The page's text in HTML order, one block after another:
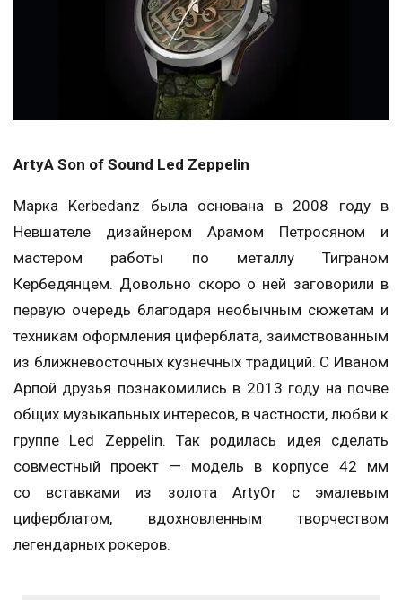
ArtyA Son of Sound Led Zeppelin
Марка Kerbedanz была основана в 2008 году в
Невшателе дизайнером Арамом Петросяном и
мастером работы по металлу Тиграном
Кербедянцем. Довольно скоро о ней заговорили в
первую очередь благодаря необычным сюжетам и
техникам оформления циферблата, заимствованным
из ближневосточных кузнечных традиций. C Иваном
Арпой друзья познакомились в 2013 году на почве
общих музыкальных интересов, в частности, любви к
группе Led Zeppelin. Так родилась идея сделать
совместный проект — модель в корпусе 42 мм
со вставками из золота ArtyOr с эмалевым
циферблатом, вдохновленным творчеством
легендарных рокеров.